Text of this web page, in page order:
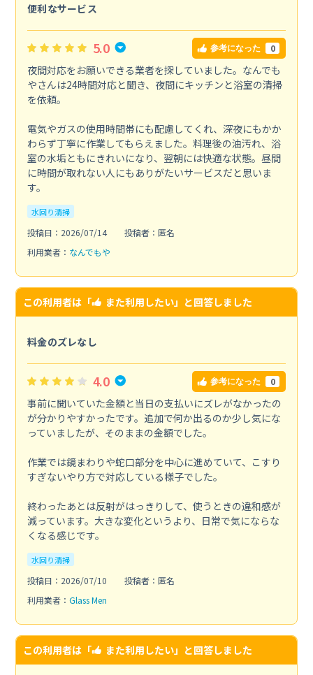
便利なサービス
5.0 参考になった 0
夜間対応をお願いできる業者を探していました。なんでも
やさんは24時間対応と聞き、夜間にキッチンと浴室の清掃
を依頼。
電気やガスの使用時間帯にも配慮してくれ、深夜にもかか
わらず丁寧に作業してもらえました。料理後の油汚れ、浴
室の水垢ともにきれいになり、翌朝には快適な状態。昼間
に時間が取れない人にもありがたいサービスだと思いま
す。
水回り清掃
投稿日：2026/07/14
投稿者：匿名
利用業者： なんでもや
この利用者は「 また利用したい」と回答しました
料金のズレなし
4.0 参考になった 0
事前に聞いていた金額と当日の支払いにズレがなかったの
が分かりやすかったです。追加で何か出るのか少し気にな
っていましたが、そのままの金額でした。
作業では鏡まわりや蛇口部分を中心に進めていて、こすり
すぎないやり方で対応している様子でした。
終わったあとは反射がはっきりして、使うときの違和感が
減っています。大きな変化というより、日常で気にならな
くなる感じです。
水回り清掃
投稿日：2026/07/10
投稿者：匿名
利用業者： Glass Men
この利用者は「 また利用したい」と回答しました